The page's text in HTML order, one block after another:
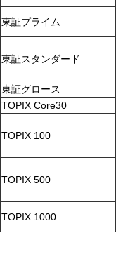
東証プライム
東証スタンダード
東証グロース
TOPIX Core30
TOPIX 100
TOPIX 500
TOPIX 1000